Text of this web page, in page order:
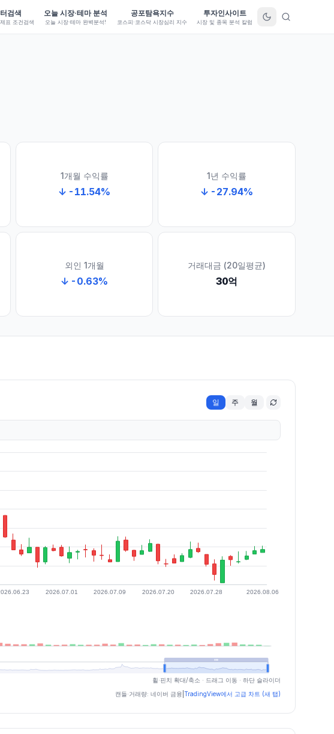
검색
표 조건검색
오늘 시장·테마 분석
오늘 시장·테마 완벽분석!
공포탐욕지수
코스피·코스닥 시장심리 지수
투자인사이트
시장 및 종목 분석 칼럼
1개월 수익률
↓ -11.54%
1년 수익률
↓ -27.94%
외인 1개월
↓ -0.63%
거래대금 (20일평균)
30억
일 주 월
휠·핀치 확대/축소 · 드래그 이동 · 하단 슬라이더
캔들·거래량: 네이버 금융 TradingView에서 고급 차트 (새 탭)